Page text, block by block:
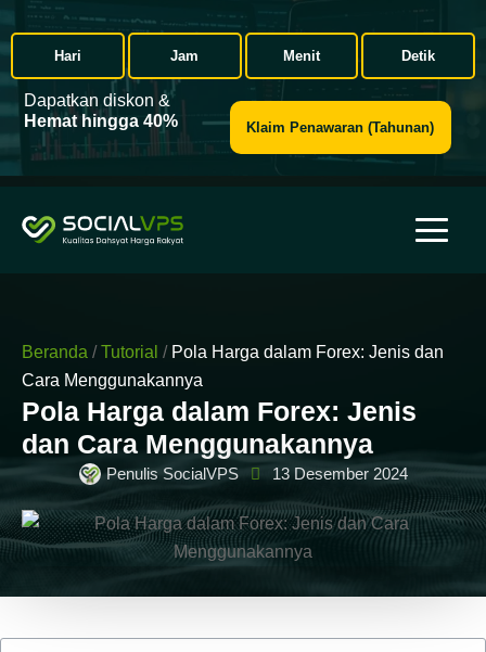
Hari Jam Menit Detik
Dapatkan diskon &
Hemat hingga 40%
Klaim Penawaran (Tahunan)
Beranda / Tutorial /Pola Harga dalam Forex: Jenis dan
Cara Menggunakannya
Pola Harga dalam Forex: Jenis
dan Cara Menggunakannya
Penulis SocialVPS 13 Desember 2024